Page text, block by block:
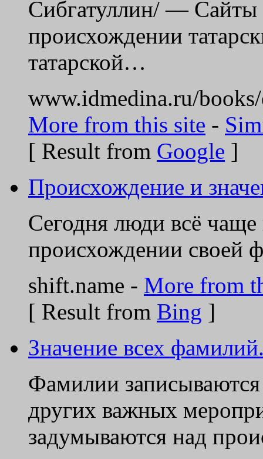
Сибгатуллин/ — Сайты
происхождении
татарской…
www.idmedina.ru/
More from this site -
[ Result from Google ]
Происхождение и
Сегодня люди всё
происхождении своей
shift.name - More from
[ Result from Bing ]
Значение всех
Фамилии
других важных
задумываются над